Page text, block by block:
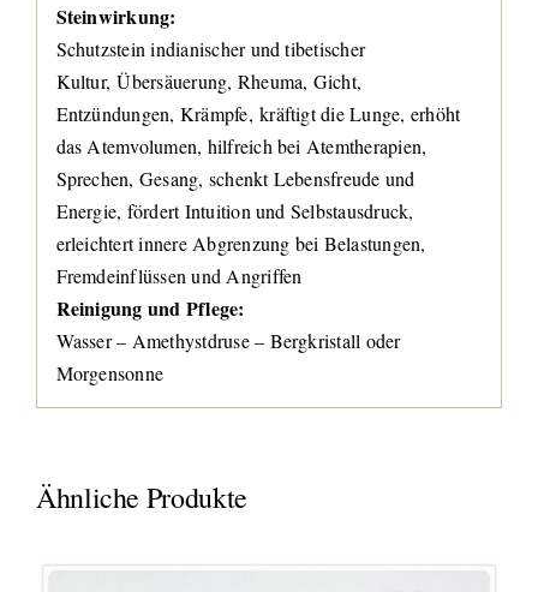
Steinwirkung:
Schutzstein indianischer und tibetischer
Kultur, Übersäuerung, Rheuma, Gicht,
Entzündungen, Krämpfe, kräftigt die Lunge, erhöht
das Atemvolumen, hilfreich bei Atemtherapien,
Sprechen, Gesang, schenkt Lebensfreude und
Energie, fördert Intuition und Selbstausdruck,
erleichtert innere Abgrenzung bei Belastungen,
Fremdeinflüssen und Angriffen
Reinigung und Pflege:
Wasser – Amethystdruse – Bergkristall oder
Morgensonne
Ähnliche Produkte